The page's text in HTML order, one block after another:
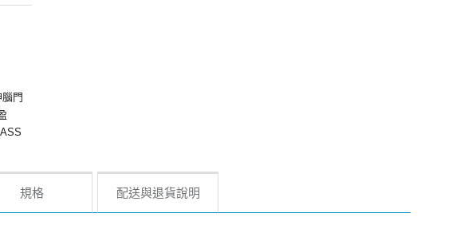
腦門
規格 配送與退貨說明